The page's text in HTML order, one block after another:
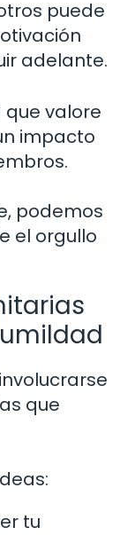
puede
adelante.
valore
impacto
podemos
el orgullo
que
tu